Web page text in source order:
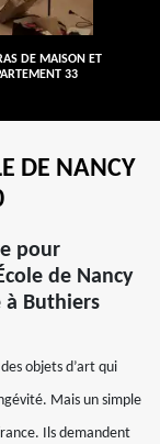
DE MAISON ET
33
DE NANCY
pour
de Nancy
à Buthiers
objets d’art qui
Mais un simple
Ils demandent